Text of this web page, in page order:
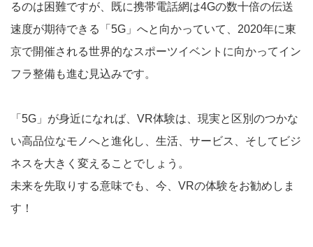
るのは困難ですが、既に携帯電話網は4Gの数十倍の伝送
速度が期待できる「5G」へと向かっていて、2020年に東
京で開催される世界的なスポーツイベントに向かってイン
フラ整備も進む見込みです。
「5G」が身近になれば、VR体験は、現実と区別のつかな
い高品位なモノへと進化し、生活、サービス、そしてビジ
ネスを大きく変えることでしょう。
未来を先取りする意味でも、今、VRの体験をお勧めしま
す！